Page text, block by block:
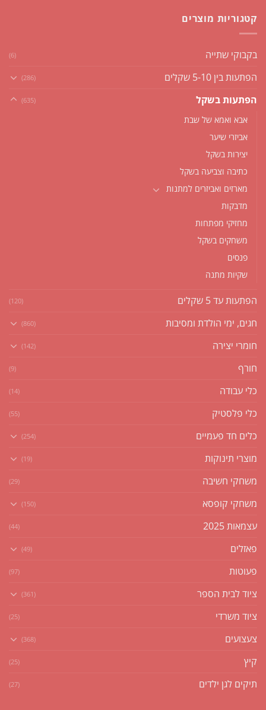
קטגוריות מוצרים
בקבוקי שתייה (6)
הפתעות בין 5-10 שקלים (286)
הפתעות בשקל (635)
אבא ואמא של שבת
אביזרי שיער
יצירות בשקל
כתיבה וצביעה בשקל
מארזים ואביזרים למתנות
מדבקות
מחזיקי מפתחות
משחקים בשקל
פנסים
שקיות מתנה
הפתעות עד 5 שקלים (120)
חגים, ימי הולדת ומסיבות (860)
חומרי יצירה (142)
חורף (9)
כלי עבודה (14)
כלי פלסטיק (55)
כלים חד פעמיים (254)
מוצרי תינוקות (19)
משחקי חשיבה (29)
משחקי קופסא (150)
עצמאות 2025 (44)
פאזלים (49)
פעוטות (97)
ציוד לבית הספר (361)
ציוד משרדי (25)
צעצועים (368)
קיץ (25)
תיקים לגן ילדים (27)